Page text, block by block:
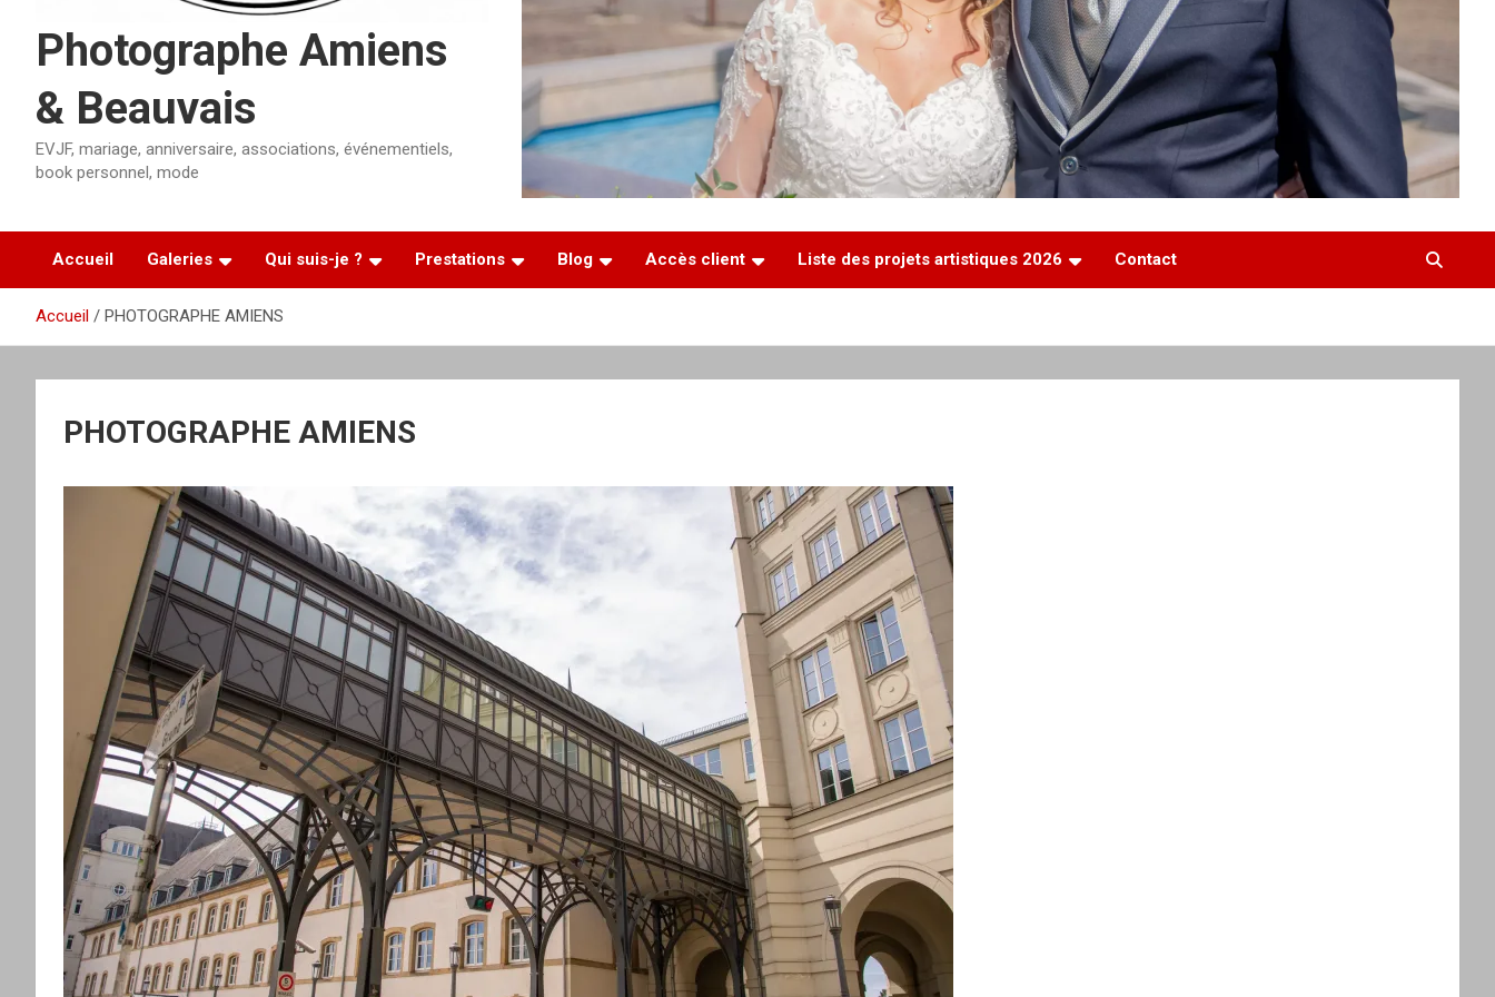
Photographe Amiens
& Beauvais
EVJF, mariage, anniversaire, associations, événementiels,
book personnel, mode
Accueil Galeries Qui suis-je ? Prestations Blog Accès client Liste des projets artistiques 2026 Contact
Accueil PHOTOGRAPHE AMIENS
PHOTOGRAPHE AMIENS